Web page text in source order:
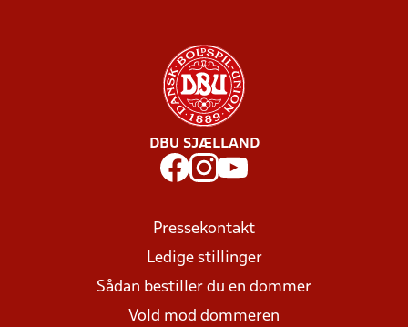
DBU SJÆLLAND
Pressekontakt
Ledige stillinger
Sådan bestiller du en dommer
Vold mod dommeren